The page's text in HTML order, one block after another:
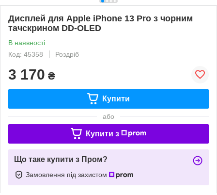
Дисплей для Apple iPhone 13 Pro з чорним
тачскрином DD-OLED
В наявності
Код: 45358
Роздріб
3 170 ₴
Купити
або
Купити з
Що таке купити з Пром?
Замовлення під захистом